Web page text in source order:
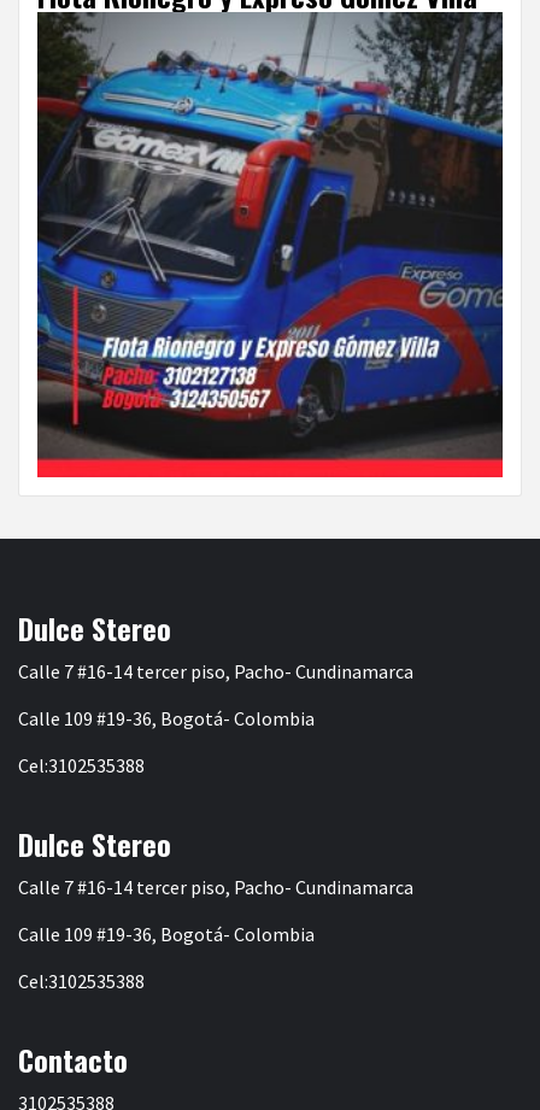
Dulce Stereo
Calle 7 #16-14 tercer piso, Pacho- Cundinamarca
Calle 109 #19-36, Bogotá- Colombia
Cel:3102535388
Dulce Stereo
Calle 7 #16-14 tercer piso, Pacho- Cundinamarca
Calle 109 #19-36, Bogotá- Colombia
Cel:3102535388
Contacto
3102535388